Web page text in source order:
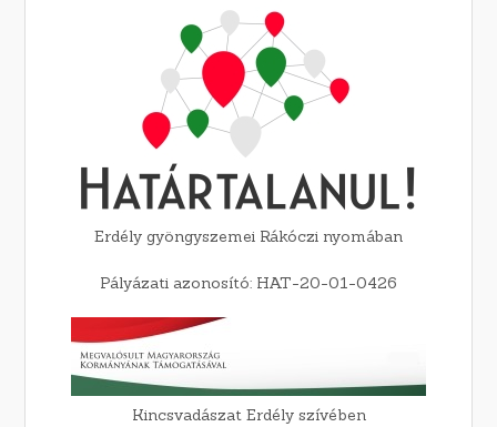
Erdély gyöngyszemei Rákóczi nyomában
Pályázati azonosító: HAT-20-01-0426
Kincsvadászat Erdély szívében